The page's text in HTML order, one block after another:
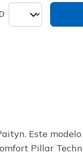
Este
Pillar